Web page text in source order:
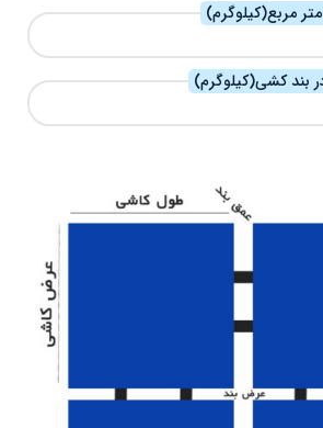
مربع(کیلوگرم)
بند کشی(کیلوگرم)